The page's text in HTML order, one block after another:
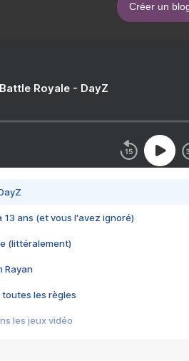
Créer un
Royale - DayZ
13 ans (et vous l'avez ignoré)
(littéralement)
Rayan
toutes les règles
les jeux vidéo